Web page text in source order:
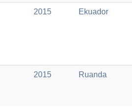
2015 Ekuador
2015 Ruanda